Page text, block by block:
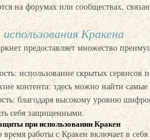
на форумах или сообществах,
Кракена
предоставляет множество
использование скрытых сервисов
контента: здесь можно найти
благодаря высокому уровню
себя защищенными.
при использовании Кракен
работы с Кракен включает в